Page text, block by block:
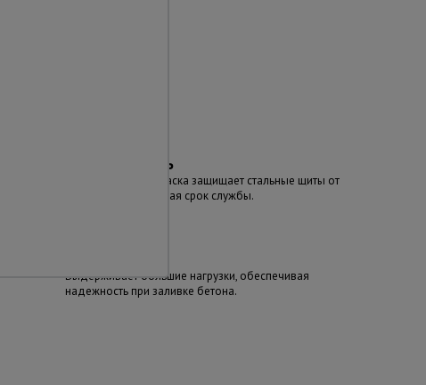
Долговечность
Качественная покраска защищает стальные щиты от
ржавчины, продлевая срок службы.
Выдерживает большие нагрузки, обеспечивая
надежность при заливке бетона.